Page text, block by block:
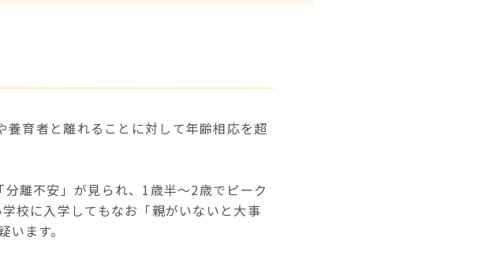
育者と離れることに対して年齢相応を超
離不安」が見られ、1歳半～2歳でピーク
校に入学してもなお「親がいないと大事
ます。